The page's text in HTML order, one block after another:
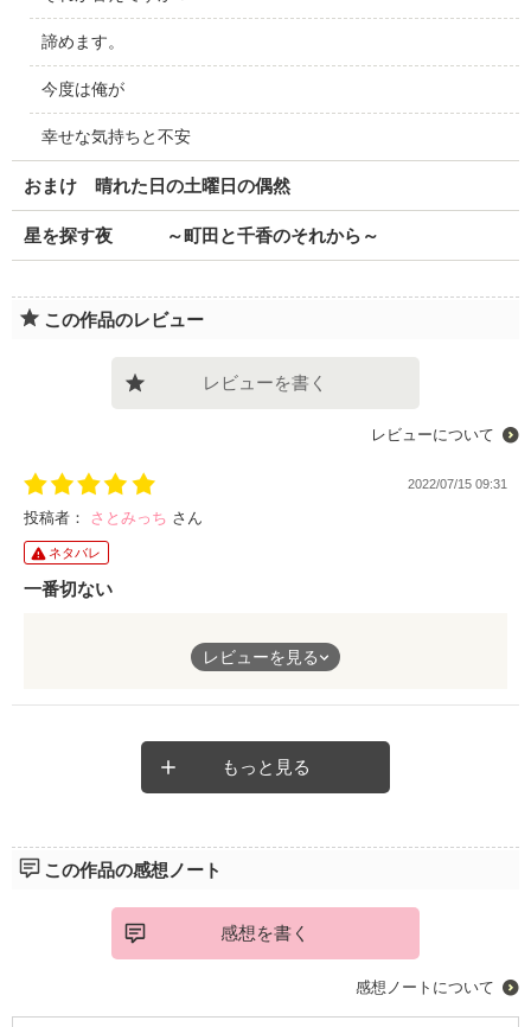
諦めます。
今度は俺が
幸せな気持ちと不安
おまけ 晴れた日の土曜日の偶然
星を探す夜 ～町田と千香のそれから～
この作品のレビュー
レビューを書く
レビューについて
2022/07/15 09:31
投稿者： さとみっち さん
ネタバレ
一番切ない
シリーズの中で一番切なかったです。莉乃と誠や塔子と大輔のパ
ターンと違って、結花はひたすら片想いで。告白しても適当にか
んが一番好きです。お奨めです。
レビューを見る
もっと見る
この作品の感想ノート
感想を書く
感想ノートについて